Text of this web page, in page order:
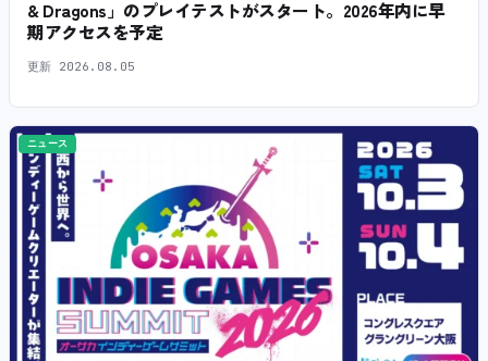
& Dragons」のプレイテストがスタート。2026年内に早
期アクセスを予定
更新 2026.08.05
ニュース